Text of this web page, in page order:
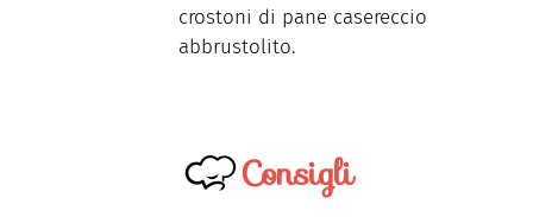
crostoni di pane casereccio
abbrustolito.
Consigli